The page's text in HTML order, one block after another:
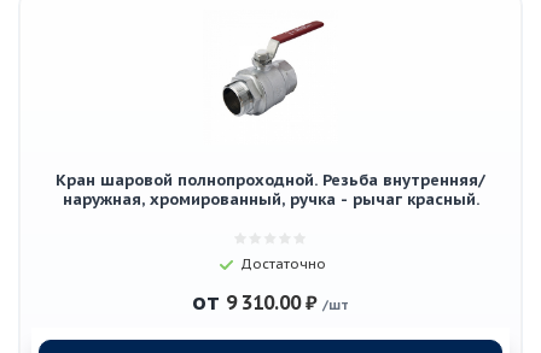
Кран шаровой полнопроходной. Резьба внутренняя/
наружная, хромированный, ручка - рычаг красный.
Достаточно
от 9 310.00 ₽ /шт